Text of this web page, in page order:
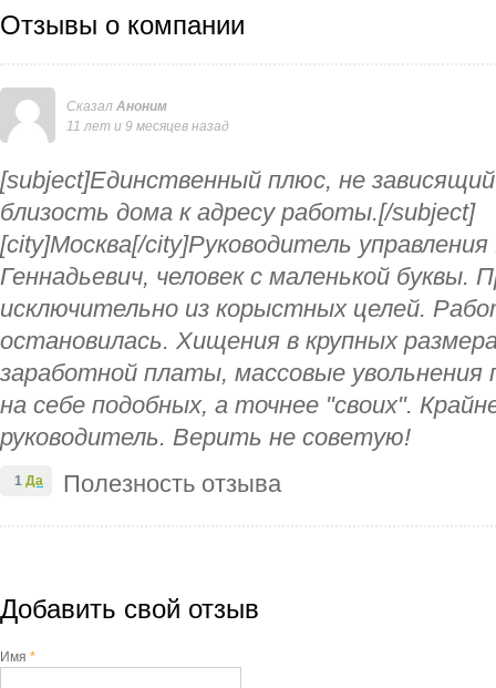
Отзывы о компании
Сказал Аноним
11 лет и 9 месяцев назад
[subject]Единственный плюс, не
близость дома к адресу работы.[/subject]
[city]Москва[/city]Руководитель
Геннадьевич, человек с маленькой
исключительно из корыстных целей.
остановилась. Хищения в крупных
заработной платы, массовые увольнения
на себе подобных, а точнее "своих".
руководитель. Верить не советую!
Полезность отзыва
1 Да
Добавить свой отзыв
Имя *